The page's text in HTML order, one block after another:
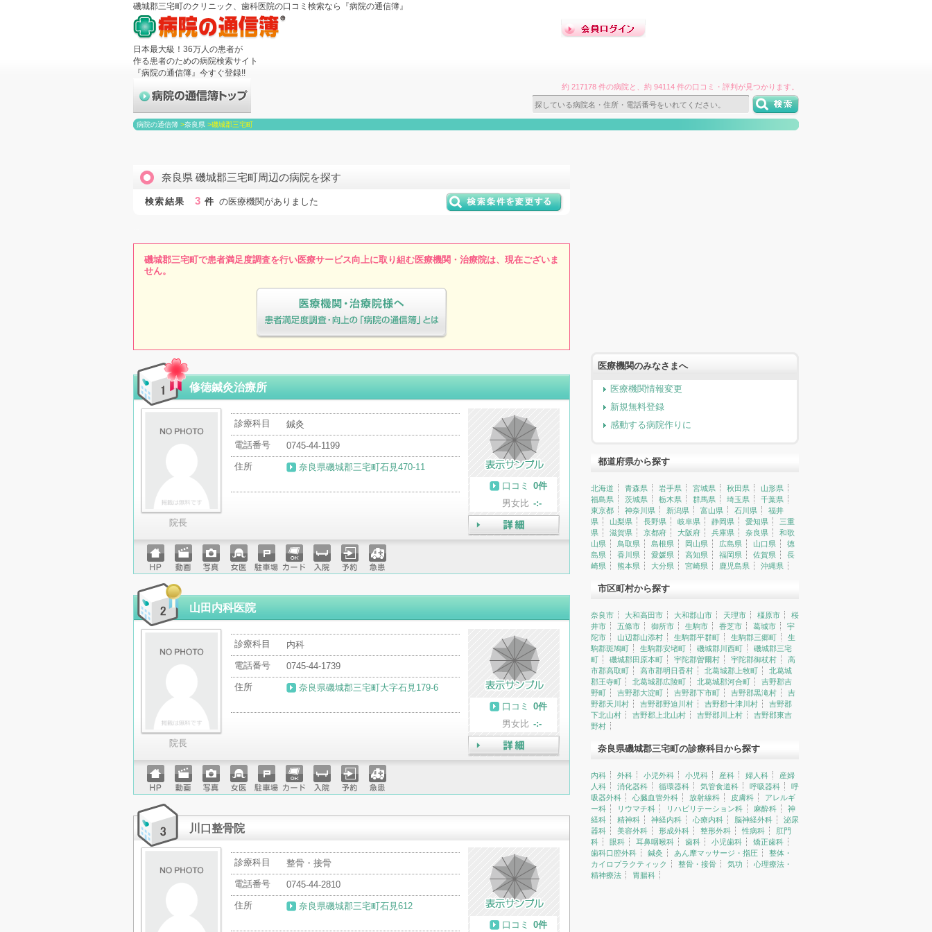
磯城郡三宅町のクリニック、歯科医院の口コミ検索なら『病院の通信簿』
日本最大級！36万人の患者が
作る患者のための病院検索サイト
『病院の通信簿』今すぐ登録!!
約 217178 件の病院と、約 94114 件の口コミ・評判が見つかります。
病院の通信簿 >奈良県 >磯城郡三宅町
奈良県 磯城郡三宅町周辺の病院を探す
検索結果 3 件 の医療機関がありました
磯城郡三宅町で患者満足度調査を行い医療サービス向上に取り組む医療機関・治療院は、現在ございま
せん。
修徳鍼灸治療所
院長
診療科目
鍼灸
電話番号
0745-44-1199
住所
奈良県磯城郡三宅町石見470-11
口コミ
0件
男女比 -:-
詳細
ホーム
ページ
動画 写真 女医 駐車場クレジ
ード
入院 予約 急患
山田内科医院
院長
診療科目
内科
電話番号
0745-44-1739
住所
奈良県磯城郡三宅町大字石見179-6
口コミ
0件
男女比 -:-
詳細
ホーム
ページ
動画 写真 女医 駐車場クレジ入院 予約 急患
川口整骨院
診療科目
整骨・接骨
電話番号
0745-44-2810
住所
奈良県磯城郡三宅町石見612
口コミ
0件
医療機関のみなさまへ
医療機関情報変更
新規無料登録
感動する病院作りに
都道府県から探す
北海道 青森県 岩手県 宮城県 秋田県
山形県
福島県
茨城県 栃木県 群馬県 埼玉県
千葉県
東京都
神奈川県 新潟県 富山県 石川県
福井
県
山梨県 長野県 岐阜県 静岡県 愛知県
三重
県
滋賀県 京都府 大阪府 兵庫県 奈良県
和歌
山県
鳥取県 島根県 岡山県 広島県 山口県
徳
島県
香川県 愛媛県 高知県 福岡県 佐賀県
長
崎県
熊本県 大分県 宮崎県 鹿児島県 沖縄県
市区町村から探す
奈良市 大和高田市 大和郡山市 天理市 橿原市
桜
井市
五條市 御所市 生駒市 香芝市 葛城市
宇
陀市
山辺郡山添村 生駒郡平群町 生駒郡三郷町
生
駒郡斑鳩町
生駒郡安堵町 磯城郡川西町
磯城郡三宅
町
磯城郡田原本町 宇陀郡曽爾村 宇陀郡御杖村
高
市郡高取町
高市郡明日香村 北葛城郡上牧町
北葛城
郡王寺町
北葛城郡広陵町 北葛城郡河合町
吉野郡吉
野町
吉野郡大淀町 吉野郡下市町 吉野郡黒滝村
吉
野郡天川村
吉野郡野迫川村 吉野郡十津川村
吉野郡
下北山村
吉野郡上北山村 吉野郡川上村
吉野郡東吉
野村
奈良県磯城郡三宅町の診療科目から探す
内科 外科 小児外科 小児科 産科 婦人科
産婦
人科
消化器科 循環器科 気管食道科 呼吸器科
呼
吸器外科
心臓血管外科 放射線科 皮膚科
アレルギ
ー科
リウマチ科 リハビリテーション科 麻酔科
神
経科
精神科 神経内科 心療内科 脳神経外科
泌尿
器科
美容外科 形成外科 整形外科 性病科
肛門
科
眼科 耳鼻咽喉科 歯科 小児歯科
矯正歯科
歯科口腔外科
鍼灸 あん摩マッサージ・指圧
整体・
カイロプラクティック
整骨・接骨 気功
心理療法・
精神療法
胃腸科